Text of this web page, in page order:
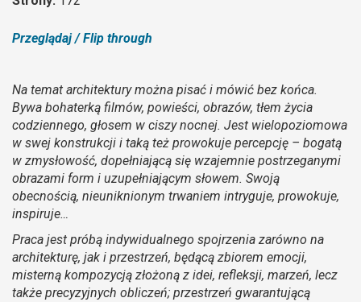
Przeglądaj / Flip through
Na temat architektury można pisać i mówić bez końca.
Bywa bohaterką filmów, powieści, obrazów, tłem życia
codziennego, głosem w ciszy nocnej. Jest wielopoziomowa
w swej konstrukcji i taką też prowokuje percepcję – bogatą
w zmysłowość, dopełniającą się wzajemnie postrzeganymi
obrazami form i uzupełniającym słowem. Swoją
obecnością, nieuniknionym trwaniem intryguje, prowokuje,
inspiruje…
Praca jest próbą indywidualnego spojrzenia zarówno na
architekturę, jak i przestrzeń, będącą zbiorem emocji,
misterną kompozycją złożoną z idei, refleksji, marzeń, lecz
także precyzyjnych obliczeń; przestrzeń gwarantującą